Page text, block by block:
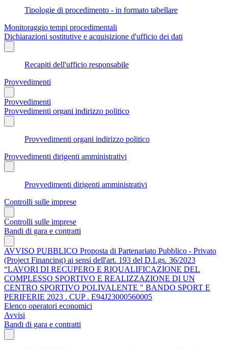
Tipologie di procedimento - in formato tabellare
Monitoraggio tempi procedimentali
Dichiarazioni sostitutive e acquisizione d'ufficio dei dati
Recapiti dell'ufficio responsabile
Provvedimenti
Provvedimenti
Provvedimenti organi indirizzo politico
Provvedimenti organi indirizzo politico
Provvedimenti dirigenti amministrativi
Provvedimenti dirigenti amministrativi
Controlli sulle imprese
Controlli sulle imprese
Bandi di gara e contratti
AVVISO PUBBLICO Proposta di Partenariato Pubblico - Privato
(Project Financing) ai sensi dell'art. 193 del D.Lgs. 36/2023
“LAVORI DI RECUPERO E RIQUALIFICAZIONE DEL
COMPLESSO SPORTIVO E REALIZZAZIONE DI UN
CENTRO SPORTIVO POLIVALENTE " BANDO SPORT E
PERIFERIE 2023 . CUP . E94J23000560005
Elenco operatori economici
Avvisi
Bandi di gara e contratti